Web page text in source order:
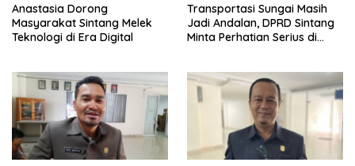
Anastasia Dorong
Masyarakat Sintang Melek
Teknologi di Era Digital
Transportasi Sungai Masih
Jadi Andalan, DPRD Sintang
Minta Perhatian Serius di